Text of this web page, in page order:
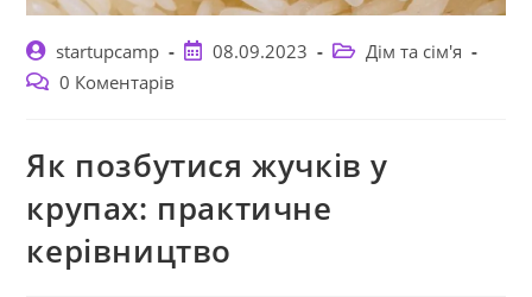
Автор
запису:
startupcamp
Запис08.09.2023
Категорія
Дім та сім'я
Коментарі
0 Коментарів
Як позбутися жучків у
крупах: практичне
керівництво